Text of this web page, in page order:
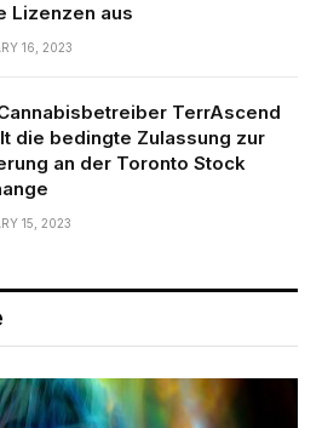
Lizenzen aus
16, 2023
TerrAscend
die bedingte Zulassung zur
an der Toronto Stock
15, 2023